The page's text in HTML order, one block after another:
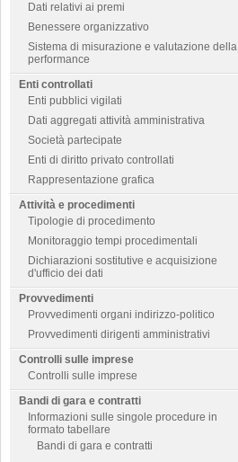
Dati relativi ai premi
Benessere organizzativo
Sistema di misurazione e valutazione della
performance
Enti controllati
Enti pubblici vigilati
Dati aggregati attività amministrativa
Società partecipate
Enti di diritto privato controllati
Rappresentazione grafica
Attività e procedimenti
Tipologie di procedimento
Monitoraggio tempi procedimentali
Dichiarazioni sostitutive e acquisizione
d'ufficio dei dati
Provvedimenti
Provvedimenti organi indirizzo-politico
Provvedimenti dirigenti amministrativi
Controlli sulle imprese
Controlli sulle imprese
Bandi di gara e contratti
Informazioni sulle singole procedure in
formato tabellare
Bandi di gara e contratti